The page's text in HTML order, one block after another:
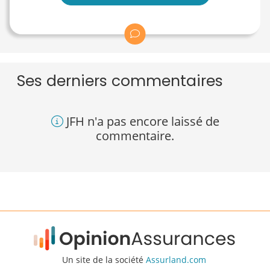
Ses derniers commentaires
JFH n'a pas encore laissé de
commentaire.
Un site de la société Assurland.com